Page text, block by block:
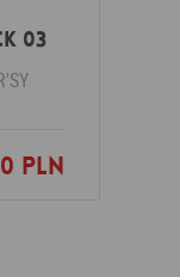
03
PLN